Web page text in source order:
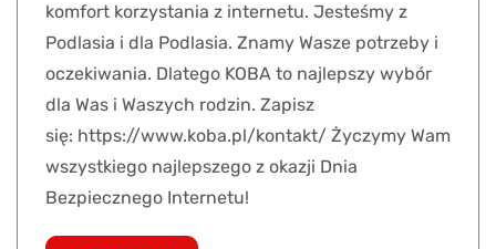
komfort korzystania z internetu. Jesteśmy z
Podlasia i dla Podlasia. Znamy Wasze potrzeby i
oczekiwania. Dlatego KOBA to najlepszy wybór
dla Was i Waszych rodzin. Zapisz
się: https://www.koba.pl/kontakt/ Życzymy Wam
wszystkiego najlepszego z okazji Dnia
Bezpiecznego Internetu!